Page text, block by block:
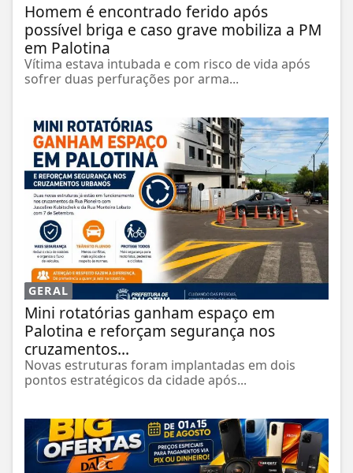
Homem é encontrado ferido após
possível briga e caso grave mobiliza a PM
em Palotina
Vítima estava intubada e com risco de vida após
sofrer duas perfurações por arma...
GERAL
Mini rotatórias ganham espaço em
Palotina e reforçam segurança nos
cruzamentos...
Novas estruturas foram implantadas em dois
pontos estratégicos da cidade após...